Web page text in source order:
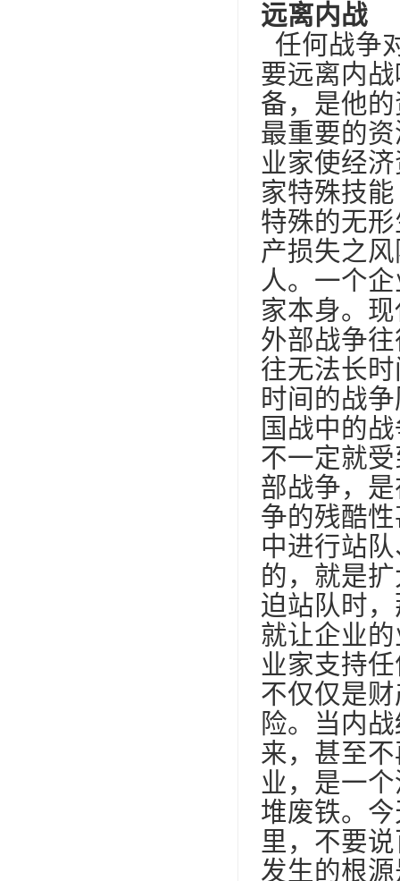
远离内战
任何战争
要远离内
备，是他
最重要的
业家使经
家特殊技
特殊的无
产损失之
人。一个
家本身。
外部战争
往无法长
时间的战
国战中的
不一定就
部战争，
争的残酷
中进行站
的，就是
迫站队时
就让企业
业家支持
不仅仅是
险。当内
来，甚至
业，是一
堆废铁。
里，不要
发生的根